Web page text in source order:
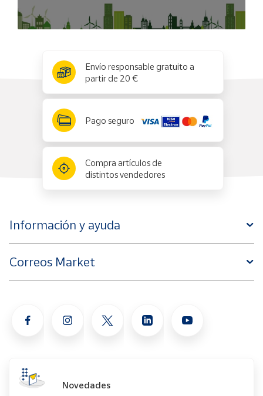
Envío responsable gratuito a
partir de 20 €
Pago seguro
Compra artículos de
distintos vendedores
Información y ayuda
Correos Market
Novedades